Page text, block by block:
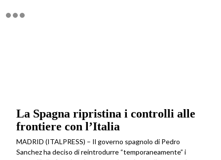
La Spagna ripristina i controlli alle
frontiere con l’Italia
MADRID (ITALPRESS) – Il governo spagnolo di Pedro
Sanchez ha deciso di reintrodurre “temporaneamente” i